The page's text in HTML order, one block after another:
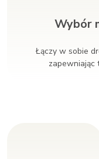
Wybór
Łączy w sobie
zapewniając